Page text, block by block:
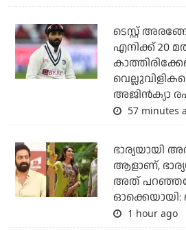
ടെസ്റ്റ്
എനിക്ക് 20
അജിന്‍ക്യാ
57 minutes
ഭാര്യയായി
ആളാണ്,
അത്
1 hour ago